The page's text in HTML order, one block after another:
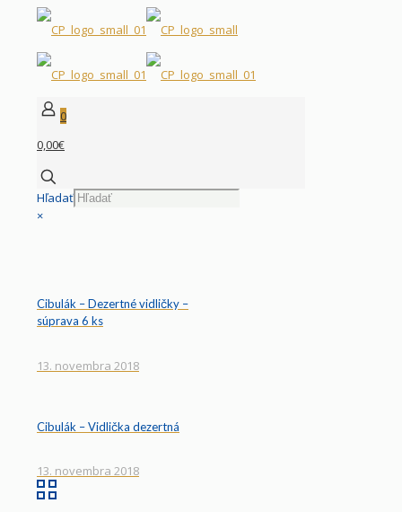
0
0,00€
Hľadať
×
Cibulák – Dezertné vidličky –
súprava 6 ks
13. novembra 2018
Cibulák – Vidlička dezertná
13. novembra 2018